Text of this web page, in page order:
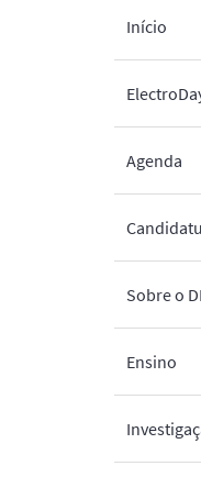
Início
Agenda
Sobre o
Ensino